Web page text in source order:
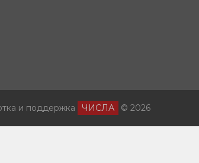
и поддержка ЧИСЛА © 2026